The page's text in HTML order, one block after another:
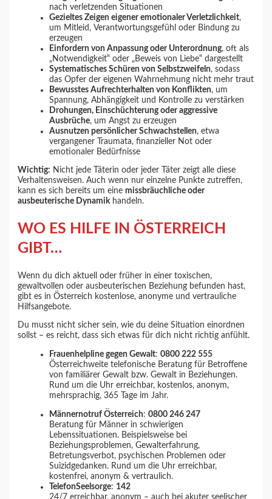
nach verletzenden Situationen
Gezieltes Zeigen eigener emotionaler Verletzlichkeit,
um Mitleid, Verantwortungsgefühl oder Bindung zu
erzeugen
Einfordern von Anpassung oder Unterordnung, oft als
„Notwendigkeit“ oder „Beweis von Liebe“ dargestellt
Systematisches Schüren von Selbstzweifeln, sodass
das Opfer der eigenen Wahrnehmung nicht mehr traut
Bewusstes Aufrechterhalten von Konflikten, um
Spannung, Abhängigkeit und Kontrolle zu verstärken
Drohungen, Einschüchterung oder aggressive
Ausbrüche, um Angst zu erzeugen
Ausnutzen persönlicher Schwachstellen, etwa
vergangener Traumata, finanzieller Not oder
emotionaler Bedürfnisse
Wichtig: Nicht jede Täterin oder jeder Täter zeigt alle diese
Verhaltensweisen. Auch wenn nur einzelne Punkte zutreffen,
kann es sich bereits um einemissbräuchliche oder
ausbeuterische Dynamikhandeln.
WO ES HILFE IN ÖSTERREICH
GIBT…
Wenn du dich aktuell oder früher in einer toxischen,
gewaltvollen oder ausbeuterischen Beziehung befunden hast,
gibt es in Österreich kostenlose, anonyme und vertrauliche
Hilfsangebote.
Du musst nicht sicher sein, wie du deine Situation einordnen
sollst – es reicht, dass sich etwas für dich nicht richtig anfühlt.
Frauenhelpline gegen Gewalt:0800 222 555
Österreichweite telefonische Beratung für Betroffene
von familiärer Gewalt bzw. Gewalt in Beziehungen.
Rund um die Uhr erreichbar, kostenlos, anonym,
mehrsprachig, 365 Tage im Jahr.
Männernotruf Österreich:0800 246 247
Beratung für Männer in schwierigen
Lebenssituationen. Beispielsweise bei
Beziehungsproblemen, Gewalterfahrung,
Betretungsverbot, psychischen Problemen oder
Suizidgedanken. Rund um die Uhr erreichbar,
kostenfrei, anonym & vertraulich.
TelefonSeelsorge: 142
24/7 erreichbar, anonym – auch bei akuter seelischer